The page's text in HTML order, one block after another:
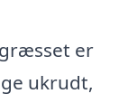
er
ukrudt,